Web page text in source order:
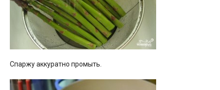
Спаржу аккуратно промыть.